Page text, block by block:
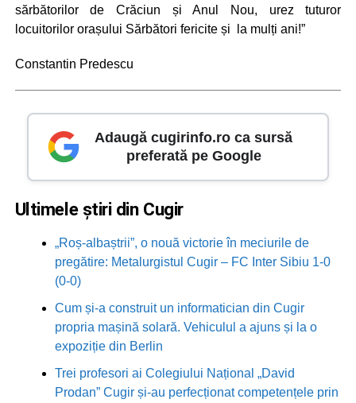
sărbătorilor de Crăciun și Anul Nou, urez tuturor
locuitorilor orașului Sărbători fericite și la mulți ani!”
Constantin Predescu
Adaugă cugirinfo.ro ca sursă
preferată pe Google
Ultimele știri din Cugir
„Roș-albaștrii”, o nouă victorie în meciurile de
pregătire: Metalurgistul Cugir – FC Inter Sibiu 1-0
(0-0)
Cum și-a construit un informatician din Cugir
propria mașină solară. Vehiculul a ajuns și la o
expoziție din Berlin
Trei profesori ai Colegiului Național „David
Prodan” Cugir și-au perfecționat competențele prin